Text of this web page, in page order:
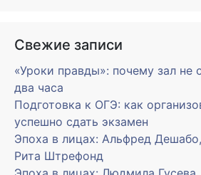
Свежие записи
«Уроки правды»: почему зал не
два часа
Подготовка к ОГЭ: как
успешно сдать экзамен
Эпоха в лицах: Альфред
Рита Штрефонд